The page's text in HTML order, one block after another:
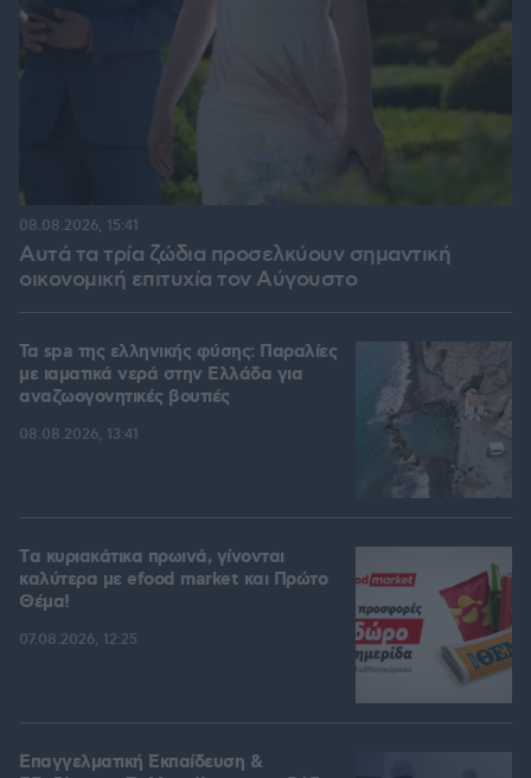
Αυτά τα τρία ζώδια προσελκύουν σημαντική
οικονομική επιτυχία τον Αύγουστο
08.08.2026, 15:41
Τα spa της ελληνικής φύσης: Παραλίες
με ιαματικά νερά στην Ελλάδα για
αναζωογονητικές βουτιές
08.08.2026, 13:41
Tα κυριακάτικα πρωινά, γίνονται
καλύτερα με efood market και Πρώτο
Θέμα!
07.08.2026, 12:25
Επαγγελματική Εκπαίδευση &